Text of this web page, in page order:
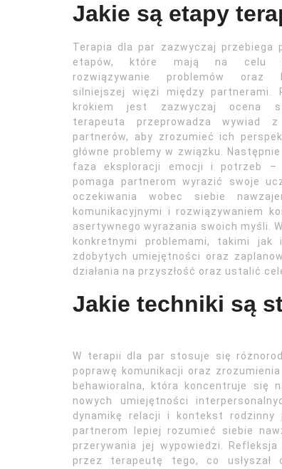
Jakie są etapy
Terapia dla par zazwyczaj przebiega
etapów, które mają na celu
rozwiązywanie problemów oraz
silniejszej więzi między partnerami.
krokiem jest zazwyczaj ocena
terapeuta przeprowadza wywiad z
partnerów, aby zrozumieć ich
główne problemy w związku.
faza eksploracji emocji i potrzeb –
pomaga partnerom wyrazić swoje
oczekiwania wobec siebie
komunikacyjnymi i rozwiązywaniem
asertywnego wyrażania swoich myśli.
konkretnymi problemami, takimi
zdobytych umiejętności oraz
działania na przyszłość oraz ustalić
Jakie techniki są
W terapii dla par stosuje się
poprawę komunikacji oraz
behawioralna, która koncentruje się
nowych umiejętności
dynamikę relacji i kontekst rodzinny
partnerom lepiej rozumieć siebie
przerywania jej wypowiedzi.
przez terapeutę tego, co